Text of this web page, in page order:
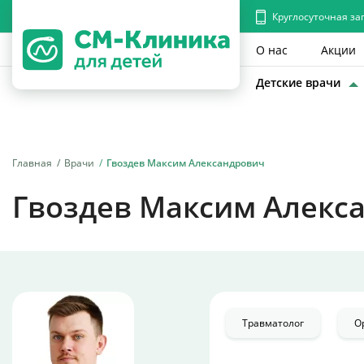
Круглосуточная
О нас Акции
Детские врачи
Главная Врачи Гвоздев Максим Александрович
Гвоздев Максим
Травматолог